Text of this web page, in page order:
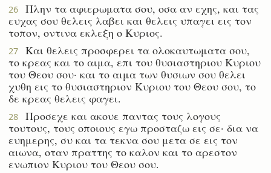
26
Πλην τα αφιερωματα σου, οσα αν εχης, και τας
ευχας σου θελεις λαβει και θελεις υπαγει εις τον
τοπον, οντινα εκλεξη ο Κυριος.
27
Και θελεις προσφερει τα ολοκαυτωματα σου,
το κρεας και το αιμα, επι του θυσιαστηριου Κυριου
του Θεου σου· και το αιμα των θυσιων σου θελει
χυθη εις το θυσιαστηριον Κυριου του Θεου σου, το
δε κρεας θελεις φαγει.
28
Προσεχε και ακουε παντας τους λογους
τουτους, τους οποιους εγω προσταζω εις σε· δια να
ευημερης, συ και τα τεκνα σου μετα σε εις τον
αιωνα, οταν πραττης το καλον και το αρεστον
ενωπιον Κυριου του Θεου σου.